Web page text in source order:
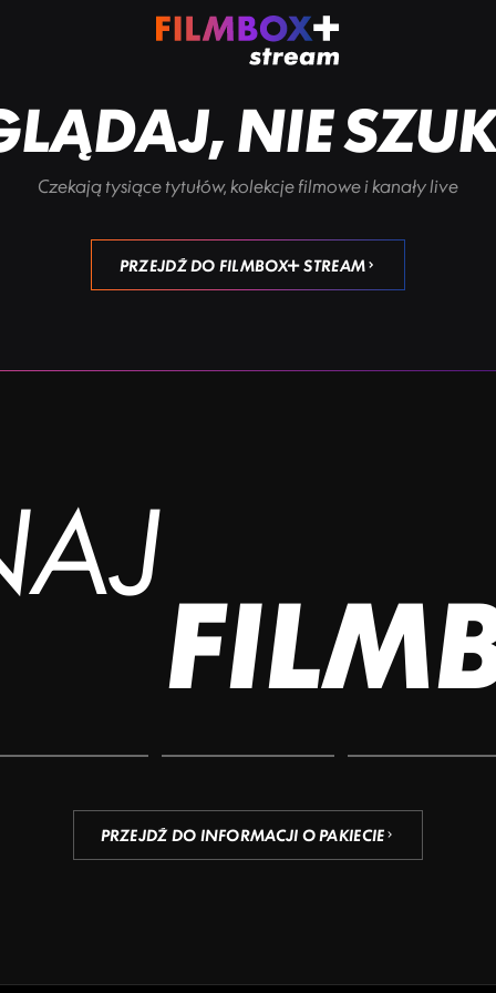
NIE
Czekają tysiące tytułów, kolekcje filmowe i kanały live
PRZEJDŹ DO FILMBOX+ STREAM
PRZEJDŹ DO INFORMACJI O PAKIECIE